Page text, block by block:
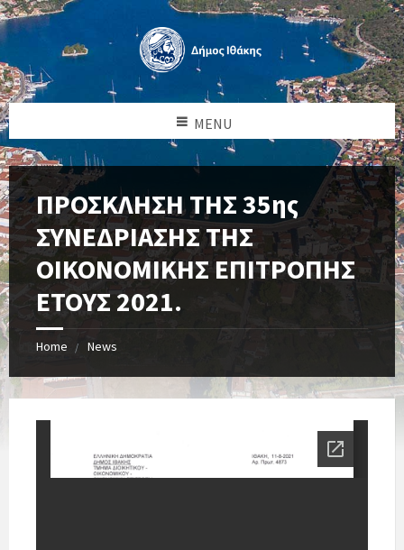
MENU
ΠΡΟΣΚΛΗΣΗ ΤΗΣ 35ης
ΣΥΝΕΔΡΙΑΣΗΣ ΤΗΣ
ΟΙΚΟΝΟΜΙΚΗΣ ΕΠΙΤΡΟΠΗΣ
ΕΤΟΥΣ 2021.
Home News